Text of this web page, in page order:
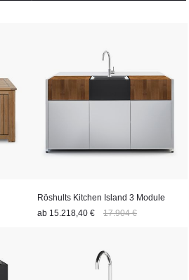
Röshults Kitchen Island 3 Module
ab 15.218,40 € 17.904 €